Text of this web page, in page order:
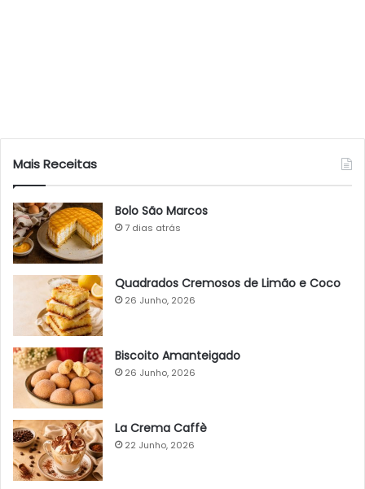
Mais Receitas
Bolo São Marcos
7 dias atrás
Quadrados Cremosos de Limão e Coco
26 Junho, 2026
Biscoito Amanteigado
26 Junho, 2026
La Crema Caffè
22 Junho, 2026